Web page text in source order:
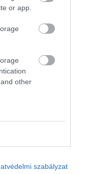
or app.
other
szabályzat
h-s